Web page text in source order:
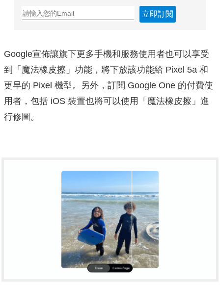
立即訂閱
Google宣佈讓旗下更多手機和服務使用者也可以享受
到「魔法橡皮擦」功能，將下放該功能給 Pixel 5a 和
更早的 Pixel 機型。另外，訂閱 Google One 的付費使
用者，包括 iOS 裝置也將可以使用「魔法橡皮擦」進
行修圖。